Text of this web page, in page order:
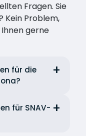
Fragen. Sie
Kein Problem,
gerne
für die
für SNAV-